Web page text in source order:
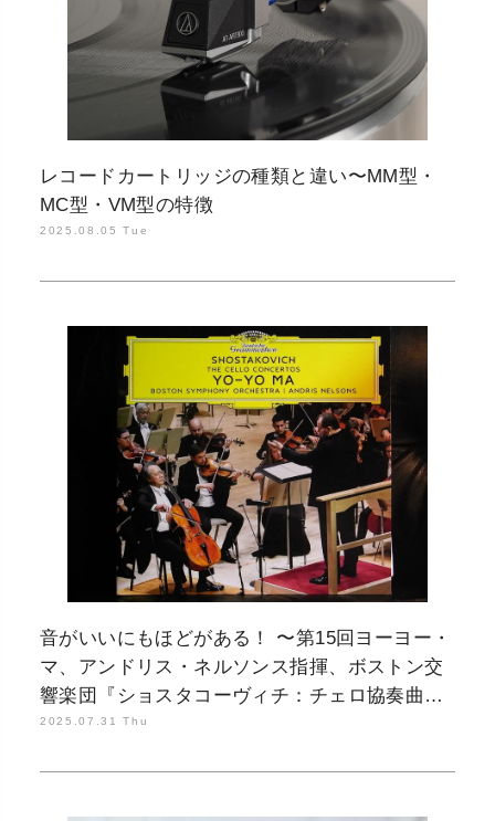
レコードカートリッジの種類と違い〜MM型・
MC型・VM型の特徴
2025.08.05 Tue
音がいいにもほどがある！ 〜第15回ヨーヨー・
マ、アンドリス・ネルソンス指揮、ボストン交
響楽団『ショスタコーヴィチ：チェロ協奏曲第1
番・2番』
2025.07.31 Thu